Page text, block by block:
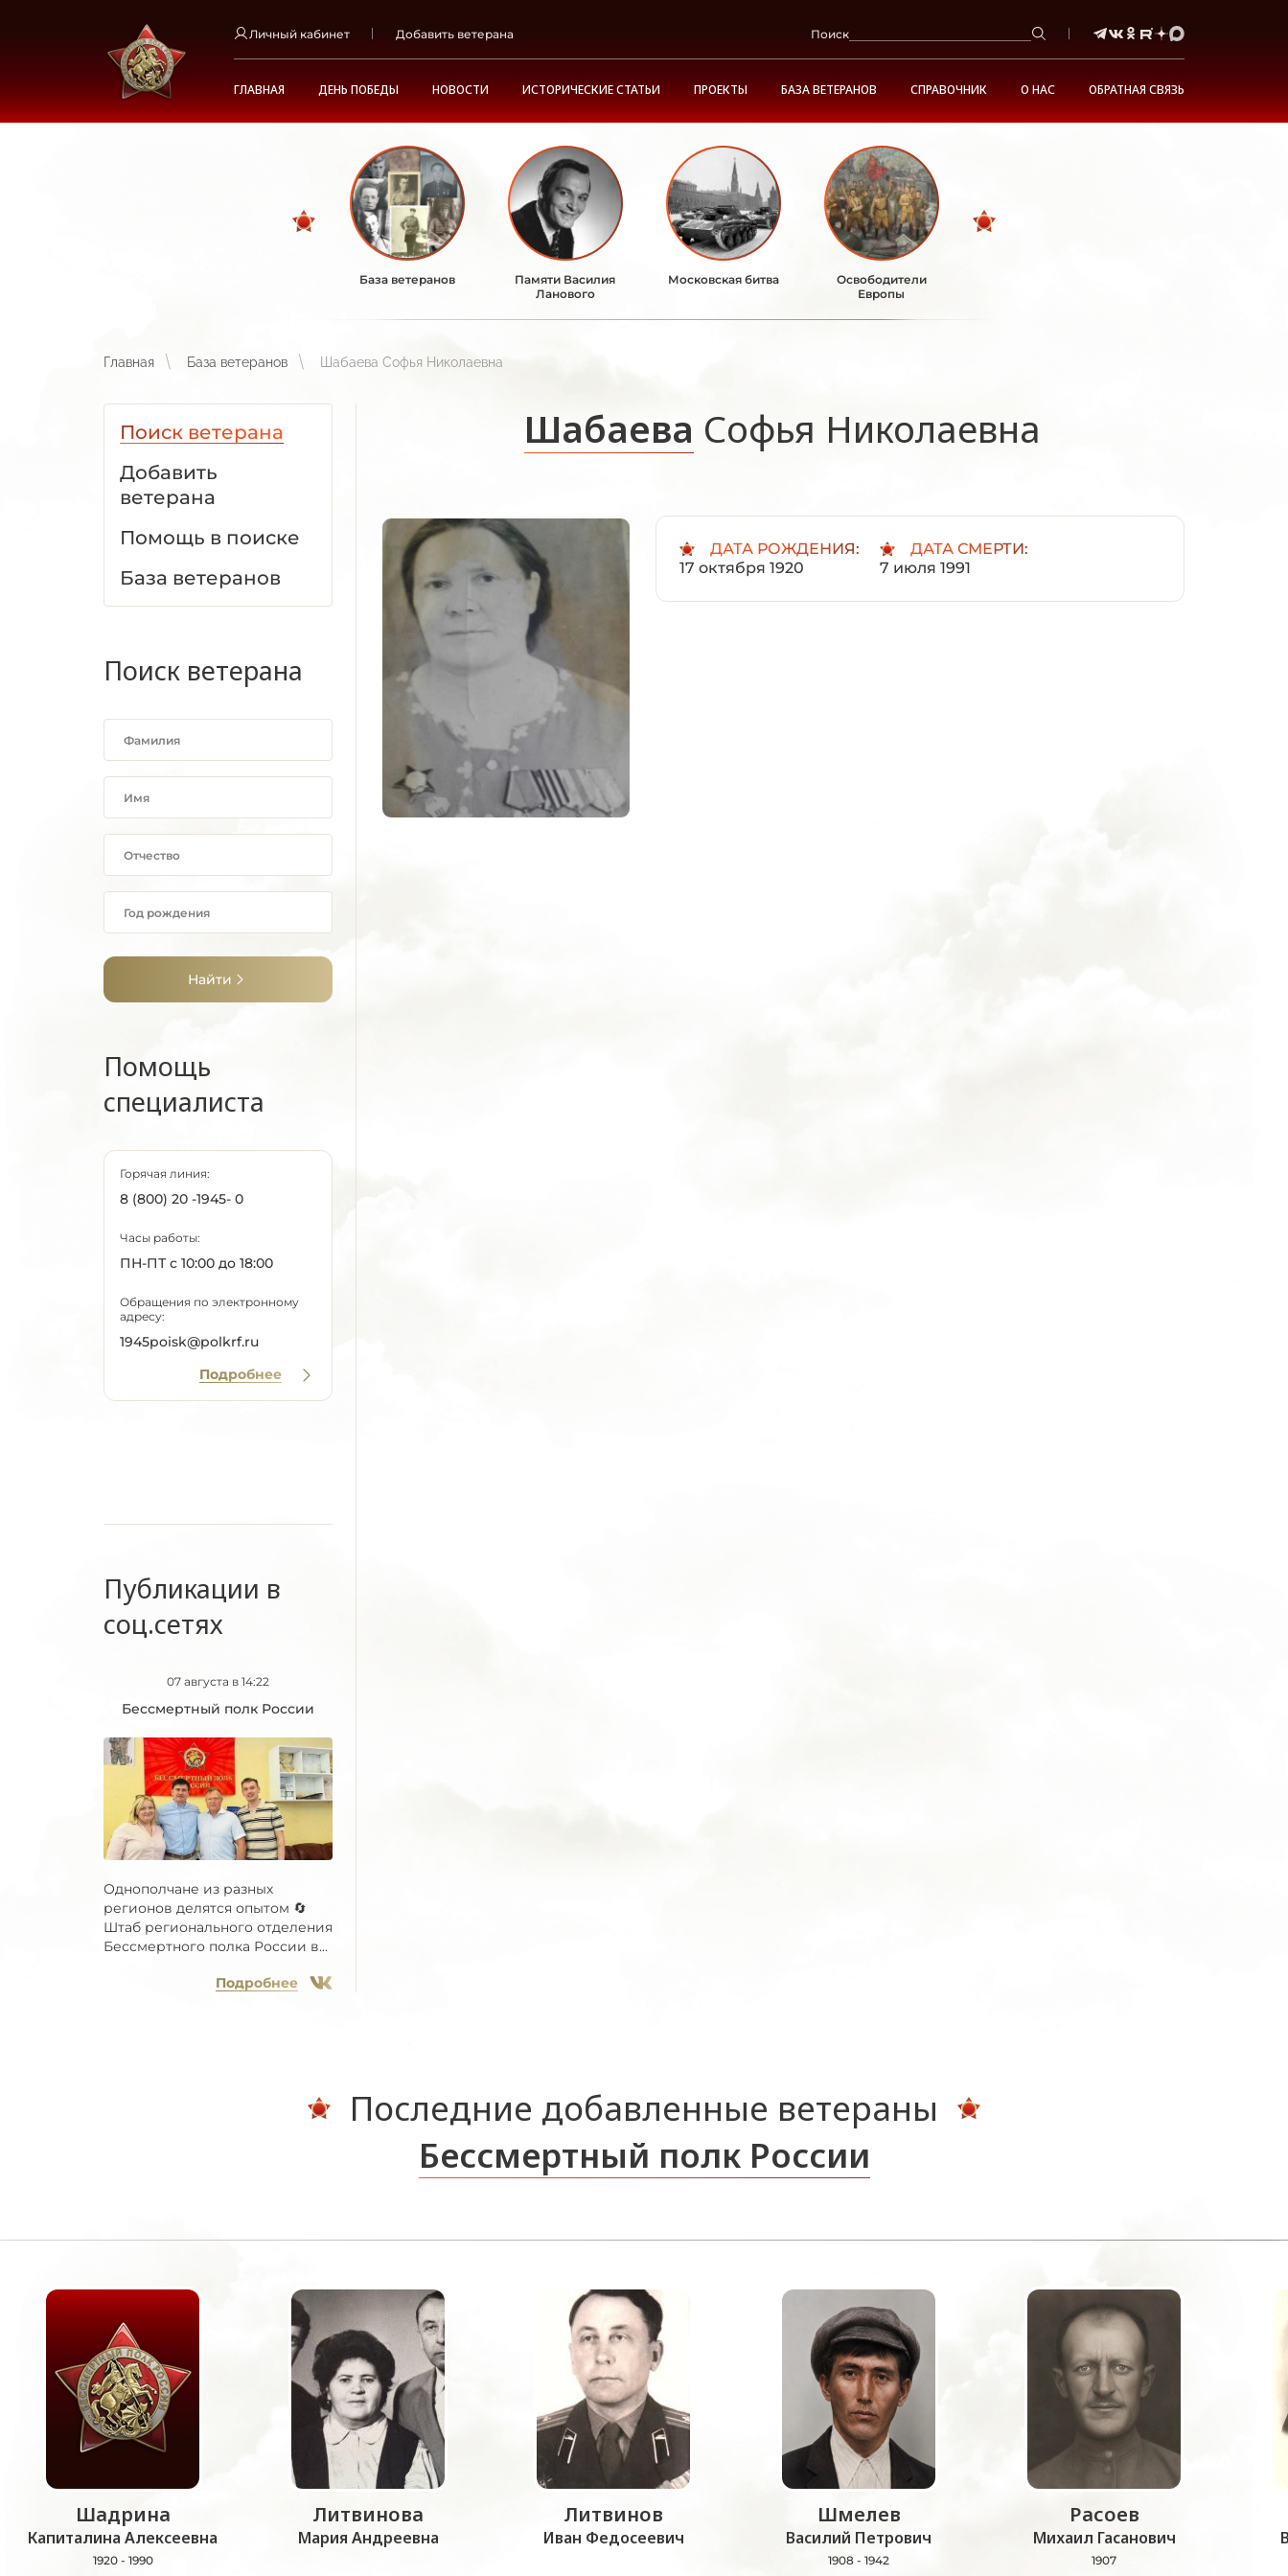
Личный кабинет Добавить ветерана Поиск
ГЛАВНАЯ ДЕНЬ ПОБЕДЫ НОВОСТИ ИСТОРИЧЕСКИЕ СТАТЬИ ПРОЕКТЫ БАЗА ВЕТЕРАНОВ СПРАВОЧНИК О НАС ОБРАТНАЯ СВЯЗЬ
База ветеранов
Памяти Василия
Ланового
Московская битва
Освободители
Европы
Главная База ветеранов Шабаева Софья Николаевна
Поиск ветерана
Добавить
ветерана
Помощь в поиске
База ветеранов
Поиск ветерана
Найти
Помощь
специалиста
Горячая линия:
8 (800) 20 -1945- 0
Часы работы:
ПН-ПТ с 10:00 до 18:00
Обращения по электронному
адресу:
1945poisk@polkrf.ru
Подробнее
Публикации в
соц.сетях
07 августа в 14:22
Бессмертный полк России
Однополчане из разных
регионов делятся опытом 🔄
Штаб регионального отделения
Бессмертного полка России в...
Подробнее
Шабаева Софья Николаевна
ДАТА РОЖДЕНИЯ:
17 октября 1920
ДАТА СМЕРТИ:
7 июля 1991
Последние добавленные ветераны
Бессмертный полк России
Шадрина
Капиталина Алексеевна
1920 - 1990
Литвинова
Мария Андреевна
Литвинов
Иван Федосеевич
Шмелев
Василий Петрович
1908 - 1942
Расоев
Михаил Гасанович
1907